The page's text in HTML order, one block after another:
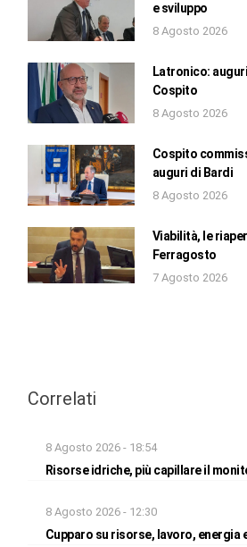
e sviluppo
8 Agosto 2026
Latronico:
Cospito
8 Agosto 2026
Cospito
auguri di Bardi
8 Agosto 2026
Viabilità, le
Ferragosto
7 Agosto 2026
Correlati
8 Agosto 2026 - 18:54
Risorse idriche, più capillare il
8 Agosto 2026 - 12:30
Cupparo su risorse, lavoro, energia